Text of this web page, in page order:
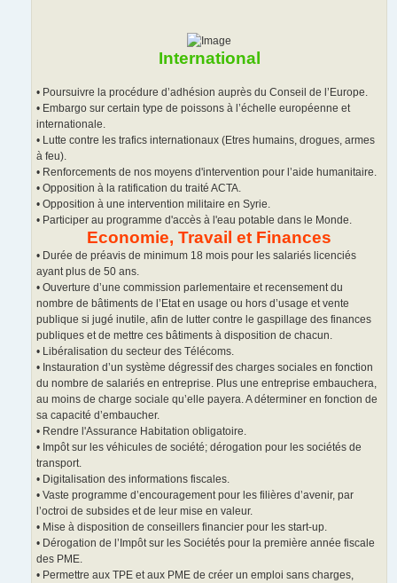
International
• Poursuivre la procédure d’adhésion auprès du Conseil de l’Europe.
• Embargo sur certain type de poissons à l’échelle européenne et
internationale.
• Lutte contre les trafics internationaux (Etres humains, drogues, armes
à feu).
• Renforcements de nos moyens d'intervention pour l’aide humanitaire.
• Opposition à la ratification du traité ACTA.
• Opposition à une intervention militaire en Syrie.
• Participer au programme d'accès à l'eau potable dans le Monde.
Economie, Travail et Finances
• Durée de préavis de minimum 18 mois pour les salariés licenciés
ayant plus de 50 ans.
• Ouverture d’une commission parlementaire et recensement du
nombre de bâtiments de l’Etat en usage ou hors d’usage et vente
publique si jugé inutile, afin de lutter contre le gaspillage des finances
publiques et de mettre ces bâtiments à disposition de chacun.
• Libéralisation du secteur des Télécoms.
• Instauration d’un système dégressif des charges sociales en fonction
du nombre de salariés en entreprise. Plus une entreprise embauchera,
au moins de charge sociale qu’elle payera. A déterminer en fonction de
sa capacité d’embaucher.
• Rendre l'Assurance Habitation obligatoire.
• Impôt sur les véhicules de société; dérogation pour les sociétés de
transport.
• Digitalisation des informations fiscales.
• Vaste programme d’encouragement pour les filières d’avenir, par
l’octroi de subsides et de leur mise en valeur.
• Mise à disposition de conseillers financier pour les start-up.
• Dérogation de l’Impôt sur les Sociétés pour la première année fiscale
des PME.
• Permettre aux TPE et aux PME de créer un emploi sans charges,